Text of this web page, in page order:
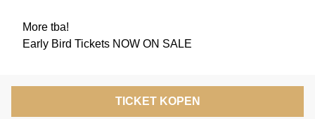
More tba!
Early Bird Tickets NOW ON SALE
TICKET KOPEN